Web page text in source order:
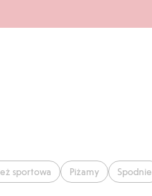
sportowa Piżamy Spodnie